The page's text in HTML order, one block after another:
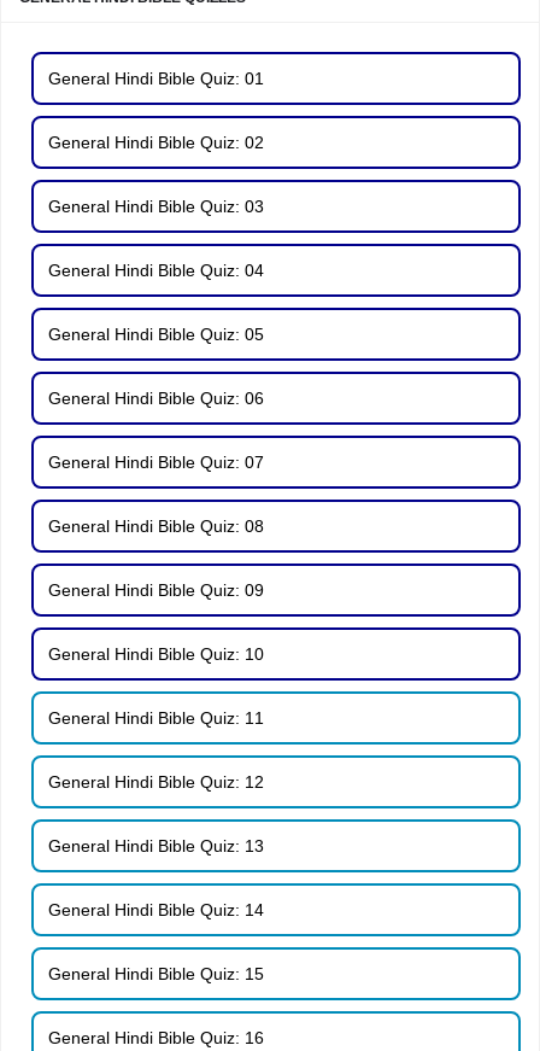
General Hindi Bible Quiz: 01
General Hindi Bible Quiz: 02
General Hindi Bible Quiz: 03
General Hindi Bible Quiz: 04
General Hindi Bible Quiz: 05
General Hindi Bible Quiz: 06
General Hindi Bible Quiz: 07
General Hindi Bible Quiz: 08
General Hindi Bible Quiz: 09
General Hindi Bible Quiz: 10
General Hindi Bible Quiz: 11
General Hindi Bible Quiz: 12
General Hindi Bible Quiz: 13
General Hindi Bible Quiz: 14
General Hindi Bible Quiz: 15
General Hindi Bible Quiz: 16